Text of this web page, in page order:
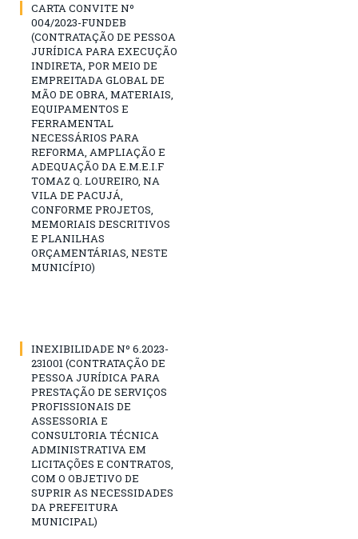
CARTA CONVITE Nº
004/2023-FUNDEB
(CONTRATAÇÃO DE PESSOA
JURÍDICA PARA EXECUÇÃO
INDIRETA, POR MEIO DE
EMPREITADA GLOBAL DE
MÃO DE OBRA, MATERIAIS,
EQUIPAMENTOS E
FERRAMENTAL
NECESSÁRIOS PARA
REFORMA, AMPLIAÇÃO E
ADEQUAÇÃO DA E.M.E.I.F
TOMAZ Q. LOUREIRO, NA
VILA DE PACUJÁ,
CONFORME PROJETOS,
MEMORIAIS DESCRITIVOS
E PLANILHAS
ORÇAMENTÁRIAS, NESTE
MUNICÍPIO)
INEXIBILIDADE Nº 6.2023-
231001 (CONTRATAÇÃO DE
PESSOA JURÍDICA PARA
PRESTAÇÃO DE SERVIÇOS
PROFISSIONAIS DE
ASSESSORIA E
CONSULTORIA TÉCNICA
ADMINISTRATIVA EM
LICITAÇÕES E CONTRATOS,
COM O OBJETIVO DE
SUPRIR AS NECESSIDADES
DA PREFEITURA
MUNICIPAL)